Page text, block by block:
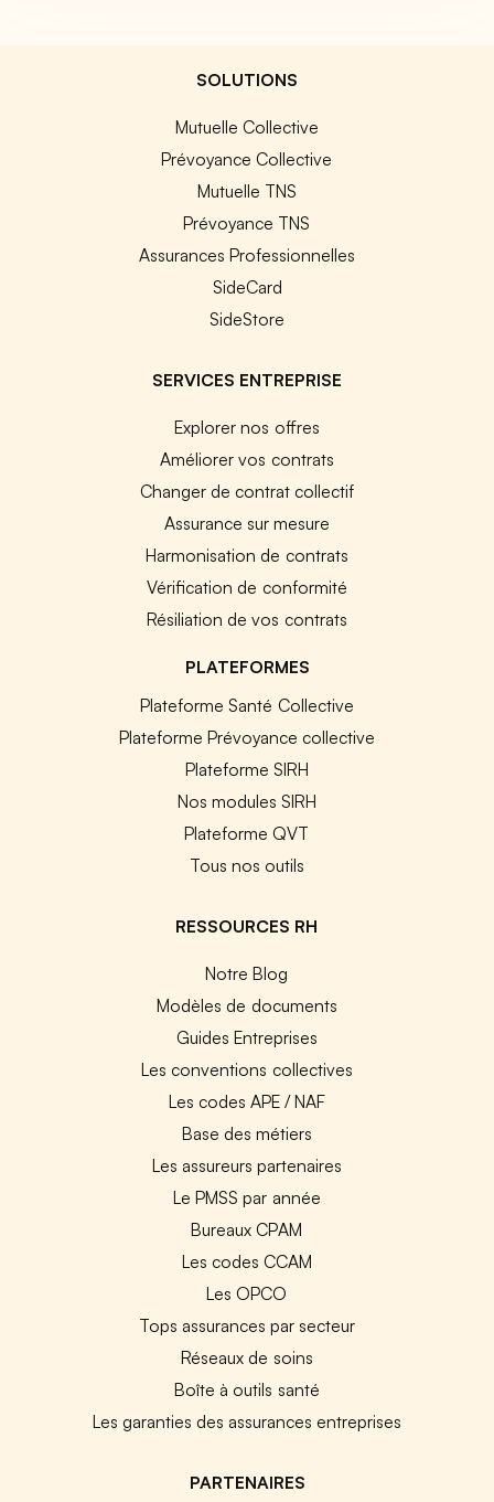
SOLUTIONS
Mutuelle Collective
Prévoyance Collective
Mutuelle TNS
Prévoyance TNS
Assurances Professionnelles
SideCard
SideStore
SERVICES ENTREPRISE
Explorer nos offres
Améliorer vos contrats
Changer de contrat collectif
Assurance sur mesure
Harmonisation de contrats
Vérification de conformité
Résiliation de vos contrats
PLATEFORMES
Plateforme Santé Collective
Plateforme Prévoyance collective
Plateforme SIRH
Nos modules SIRH
Plateforme QVT
Tous nos outils
RESSOURCES RH
Notre Blog
Modèles de documents
Guides Entreprises
Les conventions collectives
Les codes APE / NAF
Base des métiers
Les assureurs partenaires
Le PMSS par année
Bureaux CPAM
Les codes CCAM
Les OPCO
Tops assurances par secteur
Réseaux de soins
Boîte à outils santé
Les garanties des assurances entreprises
PARTENAIRES